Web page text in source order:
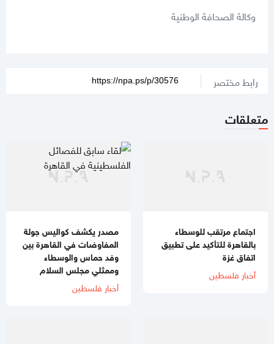
وكالة الصحافة الوطنية
رابط مختصر
متعلقات
اجتماع مرتقب للوسطاء
بالقاهرة للتأكيد على تطبيق
اتفاق غزة
أخبار فلسطين
مصدر يكشف كواليس جولة
المفاوضات في القاهرة بين
وفد حماس والوسطاء
وممثلي مجلس السلام
أخبار فلسطين